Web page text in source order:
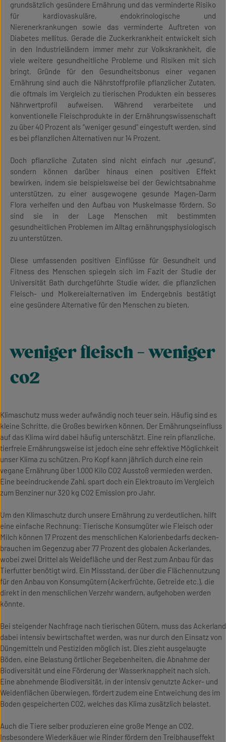
grundsätzlich gesündere Ernährung und das verminderte Risiko
für kardiovaskuläre, endokrinologische und
Nierenerkrankungen sowie das verminderte Auftreten von
Diabetes mellitus. Gerade die Zuckerkrankheit entwickelt sich
in den Industrieländern immer mehr zur Volkskrankheit, die
viele weitere gesundheitliche Probleme und Risiken mit sich
bringt. Gründe für den Gesundheitsbonus einer veganen
Ernährung sind auch die Nährstoffprofile pflanzlicher Zutaten,
die oftmals im Vergleich zu tierischen Produkten ein besseres
Nährwertprofil aufweisen. Während verarbeitete und
konventionelle Fleischprodukte in der Ernährungswissenschaft
zu über 40 Prozent als “weniger gesund” eingestuft werden, sind
es bei pflanzlichen Alternativen nur 14 Prozent.
Doch pflanzliche Zutaten sind nicht einfach nur „gesund“,
sondern können darüber hinaus einen positiven Effekt
bewirken, indem sie beispielsweise bei der Gewichtsabnahme
unterstützen, zu einer ausgewogene gesunde Magen-Darm
Flora verhelfen und den Aufbau von Muskelmasse fördern. So
sind sie in der Lage Menschen mit bestimmten
gesundheitlichen Problemen im Alltag ernährungsphysiologisch
zu unterstützen.
Diese umfassenden positiven Einflüsse für Gesundheit und
Fitness des Menschen spiegeln sich im Fazit der Studie der
Universität Bath durchgeführte Studie wider, die pflanzlichen
Fleisch- und Molkereialternativen im Endergebnis bestätigt
eine gesündere Alternative für den Menschen zu bieten.
weniger fleisch - weniger
co2
Klimaschutz muss weder aufwändig noch teuer sein. Häufig sind es
kleine Schritte, die Großes bewirken können. Der Ernährungseinfluss
auf das Klima wird dabei häufig unterschätzt. Eine rein pflanzliche,
tierfreie Ernährungsweise ist jedoch eine sehr effektive Möglichkeit
unser Klima zu schützen. Pro Kopf kann jährlich durch eine rein
vegane Ernährung über 1.000 Kilo CO2 Ausstoß vermieden werden.
Eine beeindruckende Zahl, spart doch ein Elektroauto im Vergleich
zum Benziner nur 320 kg CO2 Emission pro Jahr.
Um den Klimaschutz durch unsere Ernährung zu verdeutlichen, hilft
eine einfache Rechnung: Tierische Konsumgüter wie Fleisch oder
Milch können 17 Prozent des menschlichen Kalorienbedarfs decken-
brauchen im Gegenzug aber 77 Prozent des globalen Ackerlandes,
wobei zwei Drittel als Weidefläche und der Rest zum Anbau für das
Tierfutter benötigt wird. Ein Missstand, der über die Flächennutzung
für den Anbau von Konsumgütern (Ackerfrüchte, Getreide etc.), die
direkt in den menschlichen Verzehr wandern, aufgehoben werden
könnte.
Bei steigender Nachfrage nach tierischen Gütern, muss das Ackerland
dabei intensiv bewirtschaftet werden, was nur durch den Einsatz von
Düngemitteln und Pestiziden möglich ist. Dies zieht ausgelaugte
Böden, eine Belastung örtlicher Begebenheiten, die Abnahme der
Biodiversität und eine Förderung der Wasserknappheit nach sich.
Eine abnehmende Biodiversität, in der intensiv genutzte Acker- und
Weidenflächen überwiegen, fördert zudem eine Entweichung des im
Boden gespeicherten CO2, welches das Klima zusätzlich belastet.
Auch die Tiere selber produzieren eine große Menge an CO2.
Insbesondere Wiederkäuer wie Rinder fördern den Treibhauseffekt